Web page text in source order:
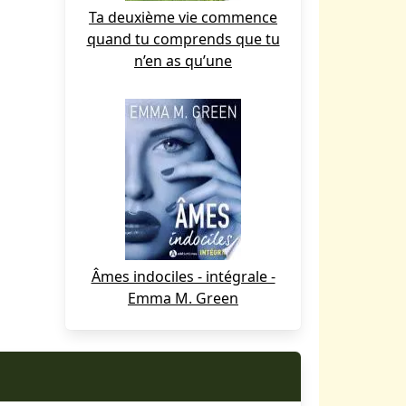
Ta deuxième vie commence
quand tu comprends que tu
n’en as qu’une
Âmes indociles - intégrale -
Emma M. Green